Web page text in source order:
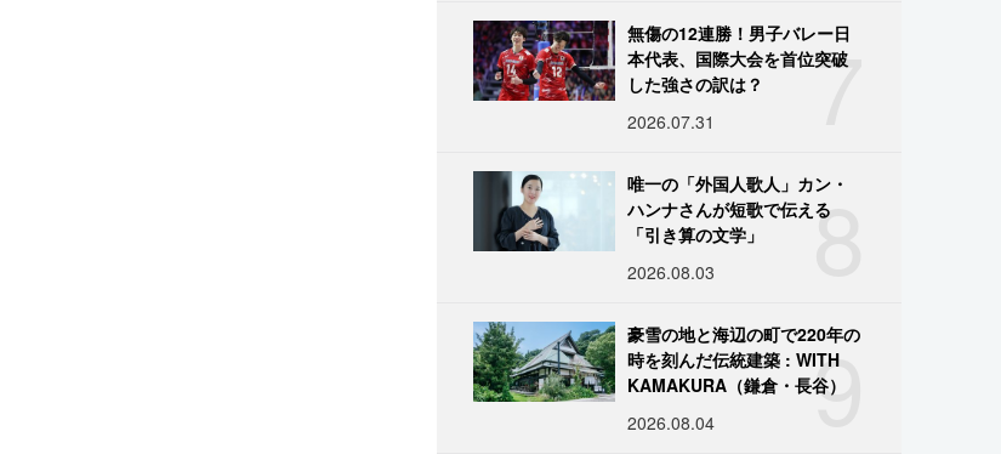
7
無傷の12連勝！男子バレー日
本代表、国際大会を首位突破
した強さの訳は？
2026.07.31
8
唯一の「外国人歌人」カン・
ハンナさんが短歌で伝える
「引き算の文学」
2026.08.03
9
豪雪の地と海辺の町で220年の
時を刻んだ伝統建築 : WITH
KAMAKURA（鎌倉・長谷）
2026.08.04